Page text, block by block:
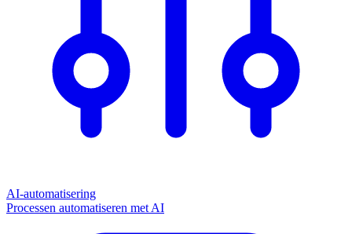
AI-automatisering
Processen automatiseren met AI